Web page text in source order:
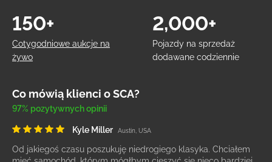
Cotygodniowe aukcje na
żywo
150+
Pojazdy na sprzedaż
dodawane codziennie
2,000+
Co mówią klienci o SCA?
97% pozytywnych opinii
Kyle Miller Austin, USA
Od jakiegoś czasu poszukuję niedrogiego klasyka. Chciałem